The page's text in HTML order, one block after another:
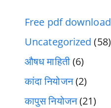
Free pdf download
Uncategorized (58)
औषध माहिती(6)
कांदा नियोजन(2)
कापुस नियोजन(21)